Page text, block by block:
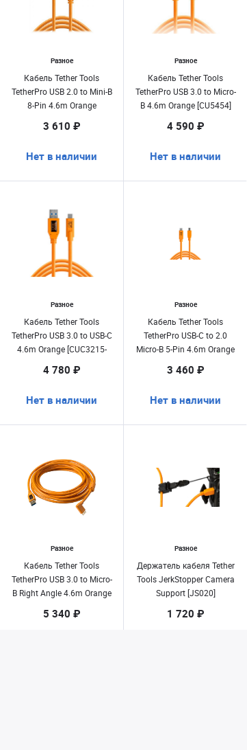
Разное
Кабель Tether Tools
TetherPro USB 2.0 to Mini-B
8-Pin 4.6m Orange
3 610 ₽
Нет в наличии
Разное
Кабель Tether Tools
TetherPro USB 3.0 to Micro-
B 4.6m Orange [CU5454]
4 590 ₽
Нет в наличии
Разное
Кабель Tether Tools
TetherPro USB 3.0 to USB-C
4.6m Orange [CUC3215-
4 780 ₽
Нет в наличии
Разное
Кабель Tether Tools
TetherPro USB-C to 2.0
Micro-B 5-Pin 4.6m Orange
3 460 ₽
Нет в наличии
Разное
Кабель Tether Tools
TetherPro USB 3.0 to Micro-
B Right Angle 4.6m Orange
5 340 ₽
Разное
Держатель кабеля Tether
Tools JerkStopper Camera
Support [JS020]
1 720 ₽